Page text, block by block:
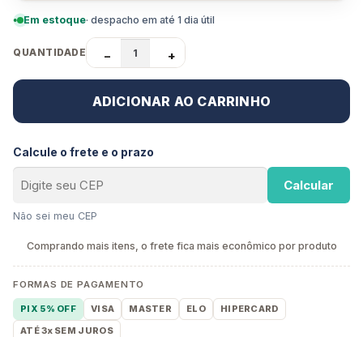
Em estoque· despacho em até 1 dia útil
QUANTIDADE − +
ADICIONAR AO CARRINHO
Calcule o frete e o prazo
Calcular
Não sei meu CEP
Comprando mais itens, o frete fica mais econômico por produto
FORMAS DE PAGAMENTO
PIX 5% OFF VISA MASTER ELO
HIPERCARD
ATÉ 3x SEM JUROS